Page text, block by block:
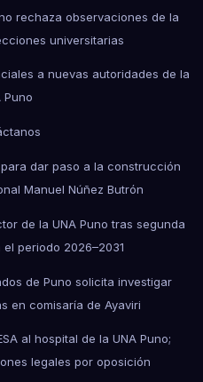
rechaza observaciones de la
universitarias
a nuevas autoridades de la
Puno
dar paso a la construcción
Manuel Núñez Butrón
de la UNA Puno tras segunda
periodo 2026–2031
de Puno solicita investigar
en comisaría de Ayaviri
al hospital de la UNA Puno;
legales por oposición